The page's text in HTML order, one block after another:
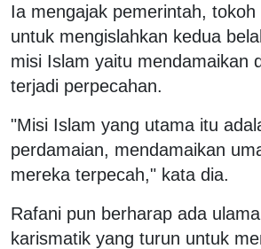
Ia mengajak pemerintah, tokoh
untuk mengislahkan kedua
misi Islam yaitu mendamaikan
terjadi perpecahan.
"Misi Islam yang utama itu
perdamaian, mendamaikan
mereka terpecah," kata dia.
Rafani pun berharap ada
karismatik yang turun untuk